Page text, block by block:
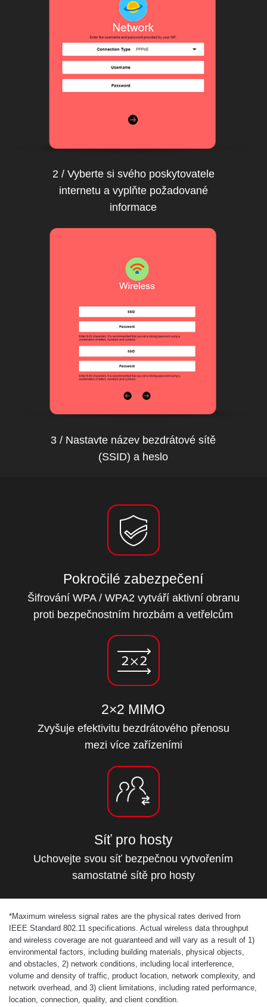
2 / Vyberte si svého poskytovatele
internetu a vyplňte požadované
informace
3 / Nastavte název bezdrátové sítě
(SSID) a heslo
Pokročilé zabezpečení
Šifrování WPA / WPA2 vytváří aktivní obranu
proti bezpečnostním hrozbám a vetřelcům
2×2 MIMO
Zvyšuje efektivitu bezdrátového přenosu
mezi více zařízeními
Síť pro hosty
Uchovejte svou síť bezpečnou vytvořením
samostatné sítě pro hosty
*Maximum wireless signal rates are the physical rates derived from
IEEE Standard 802.11 specifications. Actual wireless data throughput
and wireless coverage are not guaranteed and will vary as a result of 1)
environmental factors, including building materials, physical objects,
and obstacles, 2) network conditions, including local interference,
volume and density of traffic, product location, network complexity, and
network overhead, and 3) client limitations, including rated performance,
location, connection, quality, and client condition.